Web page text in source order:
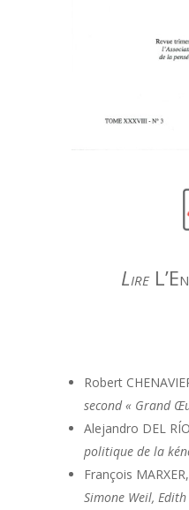
Lire
Robert
second « Grand
Alejandro DEL
politique de la
François MARXER,
Simone Weil,